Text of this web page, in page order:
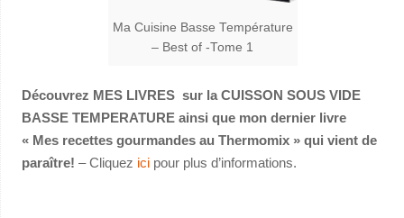
Ma Cuisine Basse Température
– Best of -Tome 1
Découvrez MES LIVRES sur la CUISSON SOUS VIDE
BASSE TEMPERATURE ainsi que mon dernier livre
« Mes recettes gourmandes au Thermomix » qui vient de
paraître! – Cliquez icipour plus d’informations.